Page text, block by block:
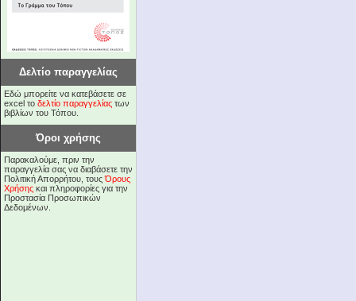
Δελτίο παραγγελίας
Εδώ μπορείτε να κατεβάσετε σε
excel το δελτίο παραγγελίας των
βιβλίων του Τόπου.
Όροι χρήσης
Παρακαλούμε, πριν την
παραγγελία σας να διαβάσετε την
Πολιτική Απορρήτου, τουςΌρους
Χρήσης και πληροφορίες για την
Προστασία Προσωπικών
Δεδομένων.